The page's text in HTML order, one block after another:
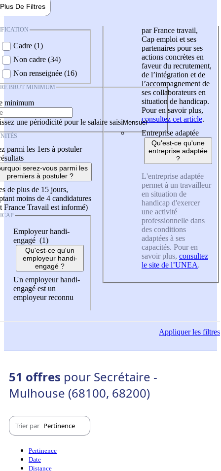
Plus De Filtres
Cadre (1)
Non cadre (34)
Non renseignée (16)
BRUT MINIMUM
minimum
une périodicité pour le salaire saisi
parmi les 1ers à postuler
serez-vous parmi les
premiers à postuler ?
de plus de 15 jours,
moins de 4 candidatures
France Travail est informé)
Employeur handi-
engagé (1)
Qu'est-ce qu'un
employeur handi-
engagé ?
Un employeur handi-
engagé est un
employeur reconnu
par France travail,
Cap emploi et ses
partenaires pour ses
actions concrètes en
faveur du recrutement,
de l’intégration et de
l’accompagnement de
ses collaborateurs en
situation de handicap.
Pour en savoir plus,
consultez cet article.
Entreprise adaptée
Qu'est-ce qu'une
entreprise adaptée
?
L'entreprise adaptée
permet à un travailleur
en situation de
handicap d'exercer
une activité
professionnelle dans
des conditions
adaptées à ses
capacités. Pour en
savoir plus, consultez
le site de l’UNEA.
Appliquerles filtres
51 offres pour Secrétaire -
Mulhouse (68100, 68200)
Trier par Pertinence
Pertinence
Date
Distance